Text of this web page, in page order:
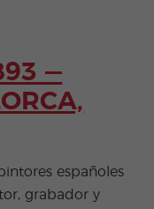
—
españoles
grabador y